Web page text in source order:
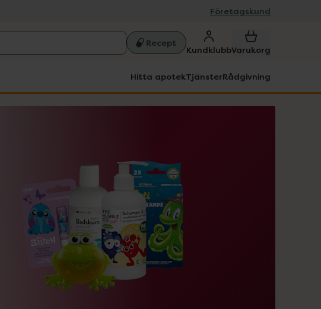
Företagskund
Recept
KundklubbVarukorg
Hitta apotekTjänsterRådgivning